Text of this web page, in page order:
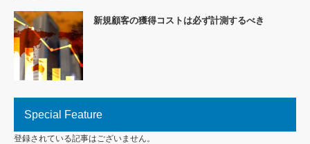
新規顧客の獲得コストは必ず計測するべき
Special Feature
登録されている記事はございません。